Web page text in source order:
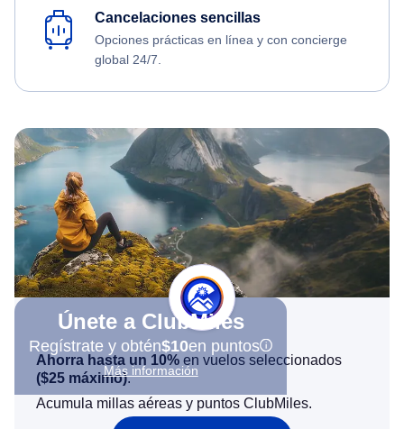
Cancelaciones sencillas
Opciones prácticas en línea y con concierge
global 24/7.
Únete a ClubMiles
Regístrate y obtén$10en puntos
Más información
Ahorra hasta un 10% en vuelos seleccionados
($25 máximo).
Acumula millas aéreas y puntos ClubMiles.